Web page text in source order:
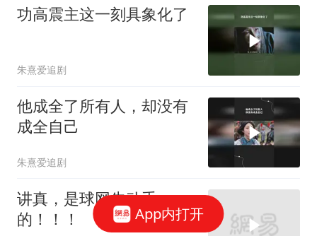
功高震主这一刻具象化了
朱熹爱追剧
他成全了所有人，却没有
成全自己
朱熹爱追剧
讲真，是球网先动手
的！！！
App内打开